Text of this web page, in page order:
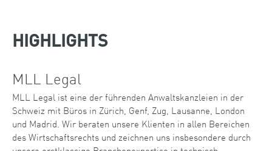
HIGHLIGHTS
MLL Legal
MLL Legal ist eine der führenden Anwaltskanzleien in der
Schweiz mit Büros in Zürich, Genf, Zug, Lausanne, London
und Madrid. Wir beraten unsere Klienten in allen Bereichen
des Wirtschaftsrechts und zeichnen uns insbesondere durch